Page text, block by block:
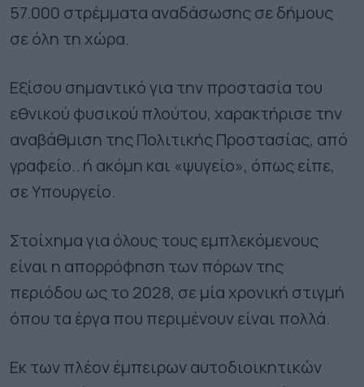
57.000 στρέμματα αναδάσωσης σε δήμους
σε όλη τη χώρα.
Εξίσου σημαντικό για την προστασία του
εθνικού φυσικού πλούτου, χαρακτήρισε την
αναβάθμιση της Πολιτικής Προστασίας, από
γραφείο.. ή ακόμη και «ψυγείο», όπως είπε,
σε Υπουργείο.
Στοίχημα για όλους τους εμπλεκόμενους
είναι η απορρόφηση των πόρων της
περιόδου ως το 2028, σε μία χρονική στιγμή
όπου τα έργα που περιμένουν είναι πολλά.
Εκ των πλέον έμπειρων αυτοδιοικητικών